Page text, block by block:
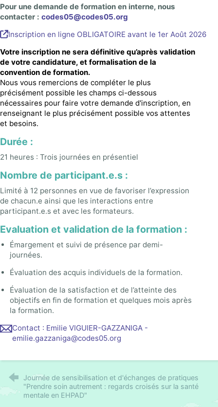
Pour une demande de formation en interne, nous
contacter : codes05@codes05.org
Inscription en ligne OBLIGATOIRE avant le 1er Août 2026
Votre inscription ne sera définitive qu’après validation
de votre candidature, et formalisation de la
convention de formation.
Nous vous remercions de compléter le plus
précisément possible les champs ci-dessous
nécessaires pour faire votre demande d'inscription, en
renseignant le plus précisément possible vos attentes
et besoins.
Durée :
21 heures : Trois journées en présentiel
Nombre de participant.e.s :
Limité à 12 personnes en vue de favoriser l’expression
de chacun.e ainsi que les interactions entre
participant.e.s et avec les formateurs.
Evaluation et validation de la formation :
Émargement et suivi de présence par demi-
journées.
Évaluation des acquis individuels de la formation.
Évaluation de la satisfaction et de l’atteinte des
objectifs en fin de formation et quelques mois après
la formation.
Contact : Emilie VIGUIER-GAZZANIGA -
emilie.gazzaniga@codes05.org
Journée de sensibilisation et d'échanges de pratiques
"Prendre soin autrement : regards croisés sur la santé
mentale en EHPAD"